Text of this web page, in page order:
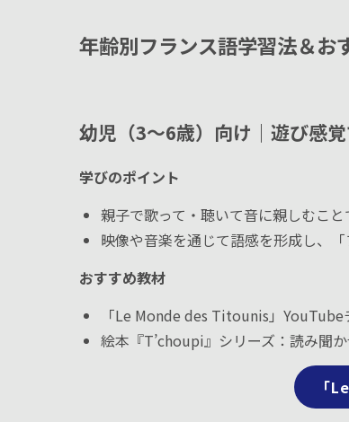
年齢別フランス語学習法＆お
幼児（3〜6歳）向け｜遊び感
学びのポイント
親子で歌って・聴いて音に親しむこ
映像や音楽を通じて語感を形成し、
おすすめ教材
「Le Monde des Titounis」
絵本『T’choupi』シリーズ：読み聞
「